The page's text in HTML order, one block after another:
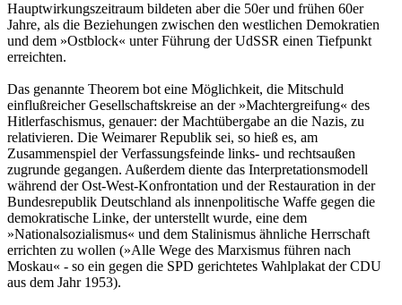
Hauptwirkungszeitraum ­bildeten aber die 50er und frühen 60er
Jahre, als die Beziehungen zwischen den westlichen Demokratien
und dem »Ostblock« unter Führung der UdSSR einen Tiefpunkt
erreichten.
Das genannte Theorem bot eine Möglichkeit, die Mitschuld
einflußreicher Gesellschaftskreise an der »Machtergreifung« des
Hitlerfaschismus, genauer: der Machtübergabe an die Nazis, zu
relativieren. Die Weimarer Republik sei, so hieß es, am
Zusammenspiel der Verfassungsfeinde links- und rechtsaußen
zugrunde gegangen. Außerdem diente das Interpretationsmodell
während der Ost-West-Konfrontation und der Restauration in der
Bundesrepublik Deutschland als innenpolitische Waffe gegen die
demokratische Linke, der unterstellt wurde, eine dem
»Nationalsozialismus« und dem Stalinismus ähnliche Herrschaft
errichten zu wollen (»Alle Wege des Marxismus führen nach
Moskau« - so ein gegen die SPD gerichtetes Wahlplakat der CDU
aus dem Jahr 1953).